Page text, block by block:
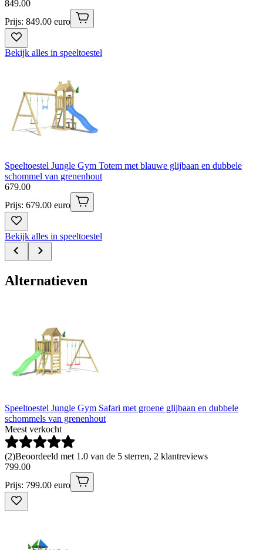
849.00
Prijs: 849.00 euro
Bekijk alles in speeltoestel
Speeltoestel Jungle Gym Totem met blauwe glijbaan en dubbele
schommel van grenenhout
679.00
Prijs: 679.00 euro
Bekijk alles in speeltoestel
Alternatieven
Speeltoestel Jungle Gym Safari met groene glijbaan en dubbele
schommels van grenenhout
Meest verkocht
(2)Beoordeeld met 1.0 van de 5 sterren, 2 klantreviews
799.00
Prijs: 799.00 euro